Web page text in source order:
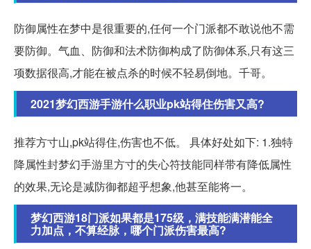
防御属性在梦中是很重要的,任何一个门派都不敢说他不需
要防御。气血、防御和法术防御构成了防御体系,只有这三
项数据很高,才能在被点杀的时候不轻易倒地。千哥。
2021梦幻西游手游什么职业pk站得住伤害又高?
推荐方寸山,pk站得住,伤害也不低。 具体好处如下: 1.独特
降属性封梦幻手游里方寸的失心符技能同样带有降低属性
的效果,无论是减防御都超乎想象,他甚至能将一。
梦幻西游18门派如果都是175级，满技能满潜能全
力加点，不算经脉，哪个门派伤害最高?